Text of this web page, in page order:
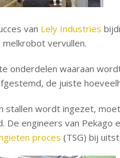
van Lely Industries
vervullen.
onderdelen waaraan
de juiste
stallen wordt ingezet,
De engineers van
proces (TSG) bij